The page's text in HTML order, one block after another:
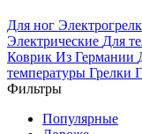
Для ног
Электрические Для
Коврик Из Германии
температуры Грелки
Фильтры
Популярные